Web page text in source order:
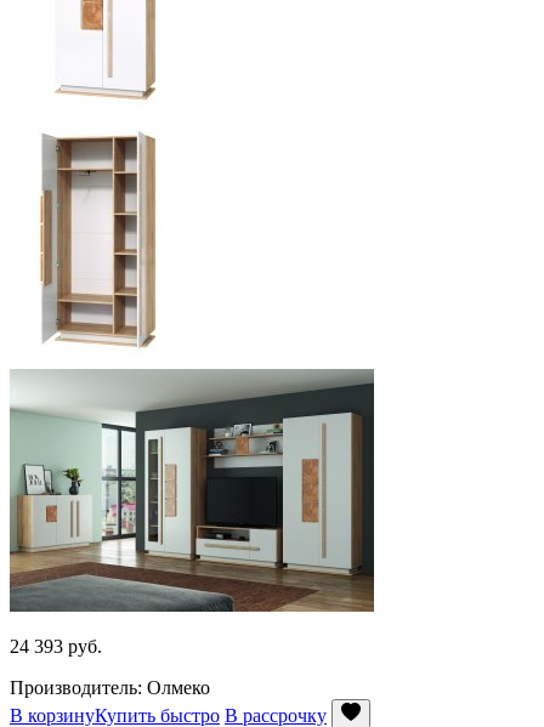
24 393 руб.
Производитель: Олмеко
В корзинуКупить быстро В рассрочку